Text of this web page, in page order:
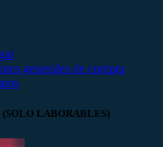
generales de compra
LABORABLES)